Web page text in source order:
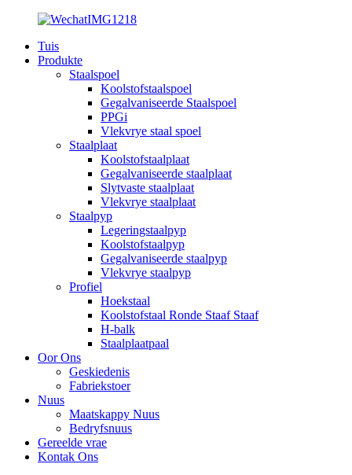
Tuis
Produkte
Staalspoel
Koolstofstaalspoel
Gegalvaniseerde Staalspoel
PPGi
Vlekvrye staal spoel
Staalplaat
Koolstofstaalplaat
Gegalvaniseerde staalplaat
Slytvaste staalplaat
Vlekvrye staalplaat
Staalpyp
Legeringstaalpyp
Koolstofstaalpyp
Gegalvaniseerde staalpyp
Vlekvrye staalpyp
Profiel
Hoekstaal
Koolstofstaal Ronde Staaf Staaf
H-balk
Staalplaatpaal
Oor Ons
Geskiedenis
Fabriekstoer
Nuus
Maatskappy Nuus
Bedryfsnuus
Gereelde vrae
Kontak Ons